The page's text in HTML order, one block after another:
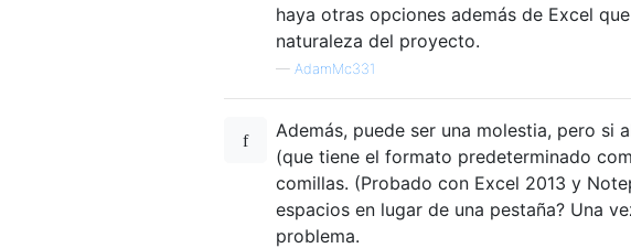
haya otras opciones además de Excel
naturaleza del proyecto.
— AdamMc331
Además, puede ser una molestia, pero si
(que tiene el formato predeterminado
comillas. (Probado con Excel 2013 y
espacios en lugar de una pestaña? Una
problema.